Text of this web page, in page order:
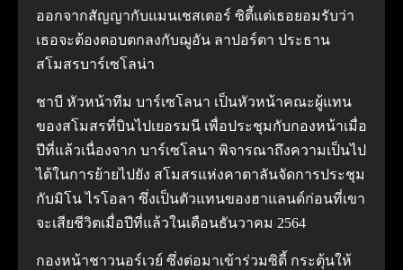
ออกจากสัญญากับแมนเชสเตอร์ ซิตี้แต่เธอยอมรับว่า
เธอจะต้องตอบตกลงกับฌูอัน ลาปอร์ตา ประธาน
สโมสรบาร์เซโลน่า
ชาบี หัวหน้าทีม บาร์เซโลนา เป็นหัวหน้าคณะผู้แทน
ของสโมสรที่บินไปเยอรมนี เพื่อประชุมกับกองหน้าเมื่อ
ปีที่แล้วเนื่องจาก บาร์เซโลนา พิจารณาถึงความเป็นไป
ได้ในการย้ายไปยัง สโมสรแห่งคาตาลันจัดการประชุม
กับมิโน ไรโอลา ซึ่งเป็นตัวแทนของฮาแลนด์ก่อนที่เขา
จะเสียชีวิตเมื่อปีที่แล้วในเดือนธันวาคม 2564
กองหน้าชาวนอร์เวย์ ซึ่งต่อมาเข้าร่วมซิตี้ กระตุ้นให้